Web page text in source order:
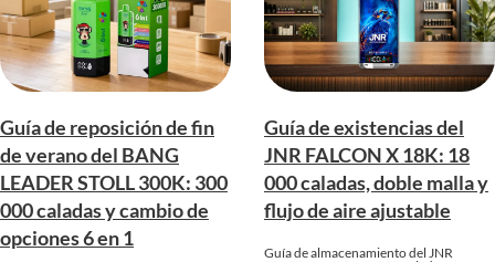
Guía de reposición de fin
de verano del BANG
LEADER STOLL 300K: 300
000 caladas y cambio de
opciones 6 en 1
Guía de existencias del
JNR FALCON X 18K: 18
000 caladas, doble malla y
flujo de aire ajustable
Guía de almacenamiento del JNR